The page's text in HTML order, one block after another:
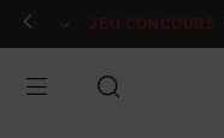
Passer
Se connecter /
JEU CONCOURS